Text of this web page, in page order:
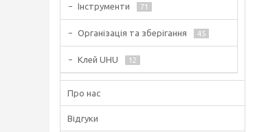
Інструменти 71
Організація та зберігання 45
Клей UHU 12
Про нас
Відгуки